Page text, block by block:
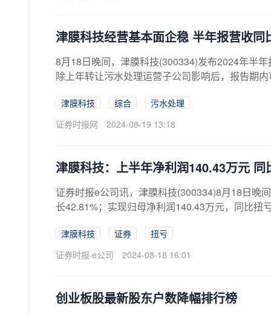
津膜科技经营基本面企稳 半年报营收同
8月18日晚间，津膜科技(300334)发布2024年半
除上年转让污水处理运营子公司影响后，报告期
津膜科技 综合
污水处理
证券时报网
2024-08-19 13:18
津膜科技：上半年净利润140.43万元 同
证券时报e公司讯，津膜科技(300334)8月18日晚
长42.81%；实现归母净利润140.43万元，同比扭
津膜科技 证券
扭亏
证券时报·e公司
2024-08-18 16:01
创业板股最新股东户数降幅排行榜